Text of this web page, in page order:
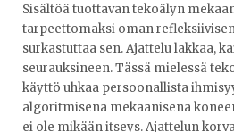
Sisältöä tuottavan tekoälyn
tarpeettomaksi oman
surkastuttaa sen. Ajattelu lakkaa,
seurauksineen. Tässä mielessä
käyttö uhkaa persoonallista
algoritmisena mekaanisena
ei ole mikään itseys. Ajattelun